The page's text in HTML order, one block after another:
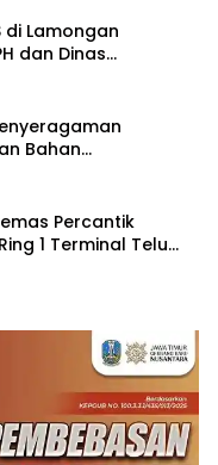
di Lamongan
dan Dinas
Bahan
Ganggu Industri
Percantik
1 Terminal Teluk
TJSL